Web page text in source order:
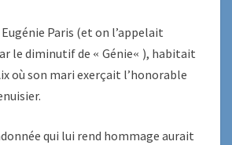
Paris (et on l’appelait
le diminutif de « Génie« ), habitait
où son mari exerçait l’honorable
qui lui rend hommage aurait